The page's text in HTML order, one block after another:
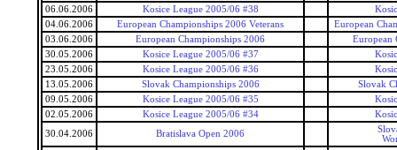
06.06.2006
Kosice League 2005/06 #38
04.06.2006
European Championships 2006 Veterans
European
03.06.2006
European Championships 2006
European
30.05.2006
Kosice League 2005/06 #37
23.05.2006
Kosice League 2005/06 #36
13.05.2006
Slovak Championships 2006
Slovak
09.05.2006
Kosice League 2005/06 #35
02.05.2006
Kosice League 2005/06 #34
30.04.2006
Bratislava Open 2006